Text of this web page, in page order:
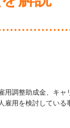
用調整助成金、キャ
雇用を検討している